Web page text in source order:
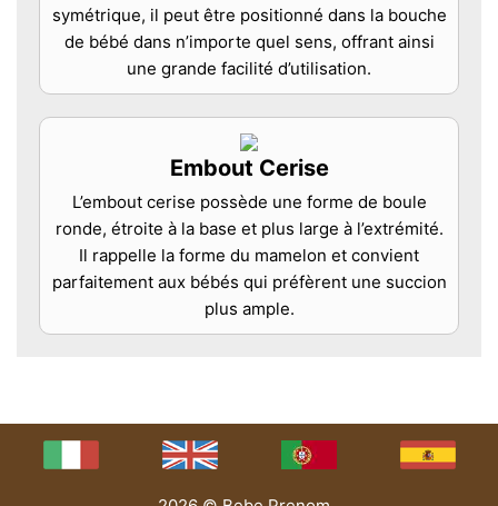
symétrique, il peut être positionné dans la bouche
de bébé dans n’importe quel sens, offrant ainsi
une grande facilité d’utilisation.
Embout Cerise
L’embout cerise possède une forme de boule
ronde, étroite à la base et plus large à l’extrémité.
Il rappelle la forme du mamelon et convient
parfaitement aux bébés qui préfèrent une succion
plus ample.